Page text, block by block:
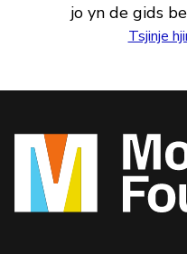
jo yn de gids
Tsjinje